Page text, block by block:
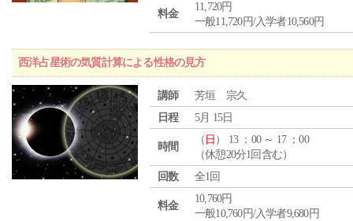
料金
11,720円
一般11,720円/入学者10,560円
西洋占星術の気質計算による性格の見方
講師
芳垣 宗久
日程
5月 15日
時間
（ 日 ） 13 ：00 ～ 17 ：00
（休憩20分1回含む）
回数
全1回
料金
10,760円
一般10,760円/入学者9,680円